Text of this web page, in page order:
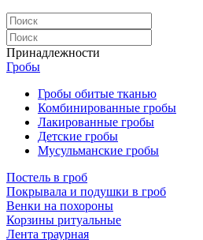
Принадлежности
Гробы
Гробы обитые тканью
Комбинированные гробы
Лакированные гробы
Детские гробы
Мусульманские гробы
Постель в гроб
Покрывала и подушки в гроб
Венки на похороны
Корзины ритуальные
Лента траурная